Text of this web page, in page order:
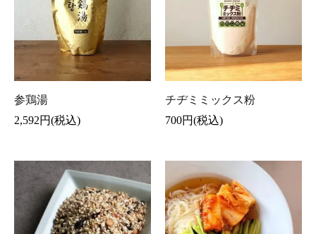
参鶏湯
2,592円(税込)
チヂミミックス粉
700円(税込)